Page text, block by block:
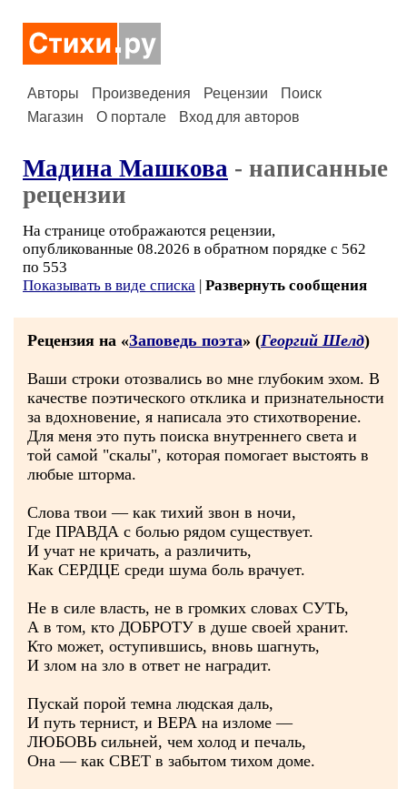
Авторы Произведения Рецензии
Поиск
Магазин
О портале Вход для авторов
Мадина Машкова - написанные
рецензии
На странице отображаются рецензии,
опубликованные 08.2026 в обратном порядке с 562
по 553
Показывать в виде списка | Развернуть сообщения
Рецензия на «Заповедь поэта» (Георгий Шелд)
​Ваши строки отозвались во мне глубоким эхом. В
качестве поэтического отклика и признательности
за вдохновение, я написала это стихотворение.
Для меня это путь поиска внутреннего света и
той самой "скалы", которая помогает выстоять в
любые шторма.
Слова твои — как тихий звон в ночи,
Где ПРАВДА с болью рядом существует.
И учат не кричать, а различить,
Как СЕРДЦЕ среди шума боль врачует.
Не в силе власть, не в громких словах СУТЬ,
А в том, кто ДОБРОТУ в душе своей хранит.
Кто может, оступившись, вновь шагнуть,
И злом на зло в ответ не наградит.
Пускай порой темна людская даль,
И путь тернист, и ВЕРА на изломе —
ЛЮБОВЬ сильней, чем холод и печаль,
Она — как СВЕТ в забытом тихом доме.